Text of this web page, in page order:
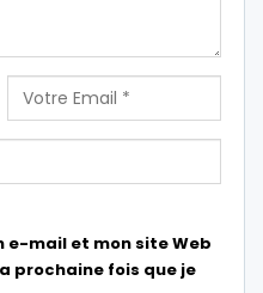
e-mail et mon site Web
prochaine fois que je